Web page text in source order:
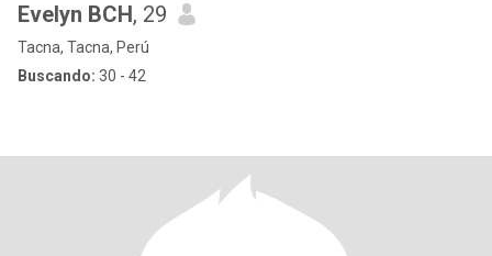
Evelyn BCH, 29
Tacna, Tacna, Perú
Buscando: 30 - 42